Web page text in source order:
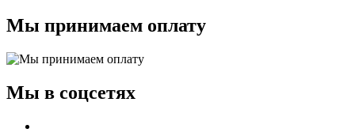
Мы принимаем оплату
Мы в соцсетях